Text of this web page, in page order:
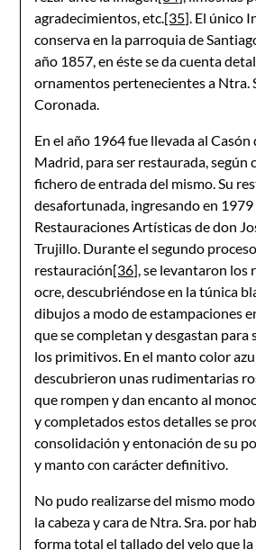
agradecimientos, etc.[35]. El único
conserva en la parroquia de
año 1857, en éste se da cuenta
ornamentos pertenecientes a Ntra.
Coronada.
En el año 1964 fue llevada al Casón
Madrid, para ser restaurada, según
fichero de entrada del mismo. Su
desafortunada, ingresando en 1979
Restauraciones Artísticas de don
Trujillo. Durante el segundo
restauración[36], se levantaron los
ocre, descubriéndose en la túnica
dibujos a modo de estampaciones
que se completan y desgastan para
los primitivos. En el manto color
descubrieron unas rudimentarias
que rompen y dan encanto al
y completados estos detalles se
consolidación y entonación de su
y manto con carácter definitivo.
No pudo realizarse del mismo
la cabeza y cara de Ntra. Sra. por
forma total el tallado del velo que